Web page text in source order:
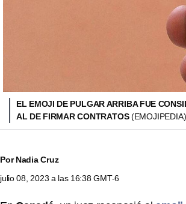
EL EMOJI DE PULGAR ARRIBA FUE
AL DE FIRMAR CONTRATOS(EMOJIPEDIA)
PorNadia Cruz
julio 08, 2023 a las 16:38 GMT-6